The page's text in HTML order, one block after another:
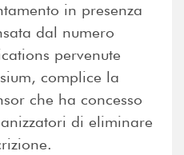
in presenza
dal numero
pervenute
complice la
che ha concesso
di eliminare